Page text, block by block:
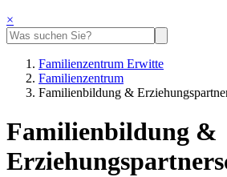
×
Familienzentrum Erwitte
Familienzentrum
Familienbildung &
Familienbildung &